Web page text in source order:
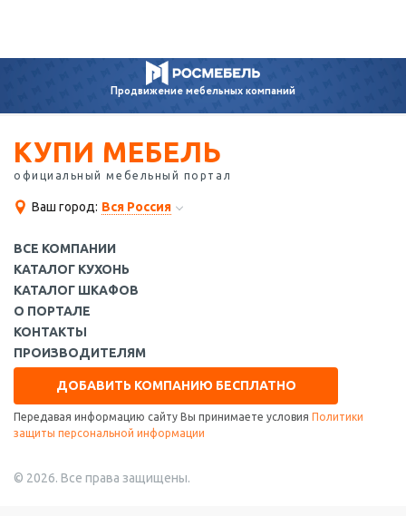
Продвижениемебельных компаний
КУПИ МЕБЕЛЬ
официальный мебельный портал
Ваш город: Вся Россия
ВСЕ КОМПАНИИ
КАТАЛОГ КУХОНЬ
КАТАЛОГ ШКАФОВ
О ПОРТАЛЕ
КОНТАКТЫ
ПРОИЗВОДИТЕЛЯМ
ДОБАВИТЬ КОМПАНИЮ БЕСПЛАТНО
Передавая информацию сайту Вы принимаете условия Политики
защиты персональной информации
© 2026. Все права защищены.